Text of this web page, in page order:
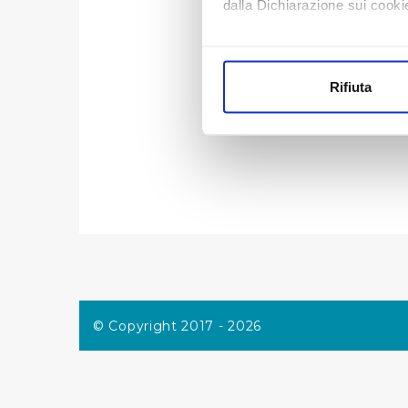
dalla Dichiarazione sui
Identificare il tuo
digitali).
pubblicità e social media,
Rifiuta
© Copyright 2017 - 2026